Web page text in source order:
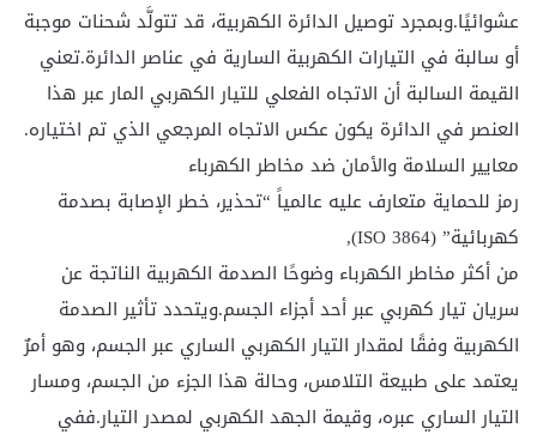
عشوائيًا.وبمجرد توصيل الدائرة الكهربية، قد تتولَّد شحنات موجبة
أو سالبة في التيارات الكهربية السارية في عناصر الدائرة.تعني
القيمة السالبة أن الاتجاه الفعلي للتيار الكهربي المار عبر هذا
العنصر في الدائرة يكون عكس الاتجاه المرجعي الذي تم اختياره.
معايير السلامة والأمان ضد مخاطر الكهرباء
رمز للحماية متعارف عليه عالمياً “تحذير، خطر الإصابة بصدمة
كهربائية” (ISO 3864),
من أكثر مخاطر الكهرباء وضوحًا الصدمة الكهربية الناتجة عن
سريان تيار كهربي عبر أحد أجزاء الجسم.ويتحدد تأثير الصدمة
الكهربية وفقًا لمقدار التيار الكهربي الساري عبر الجسم، وهو أمرٌ
يعتمد على طبيعة التلامس، وحالة هذا الجزء من الجسم، ومسار
التيار الساري عبره، وقيمة الجهد الكهربي لمصدر التيار.ففي